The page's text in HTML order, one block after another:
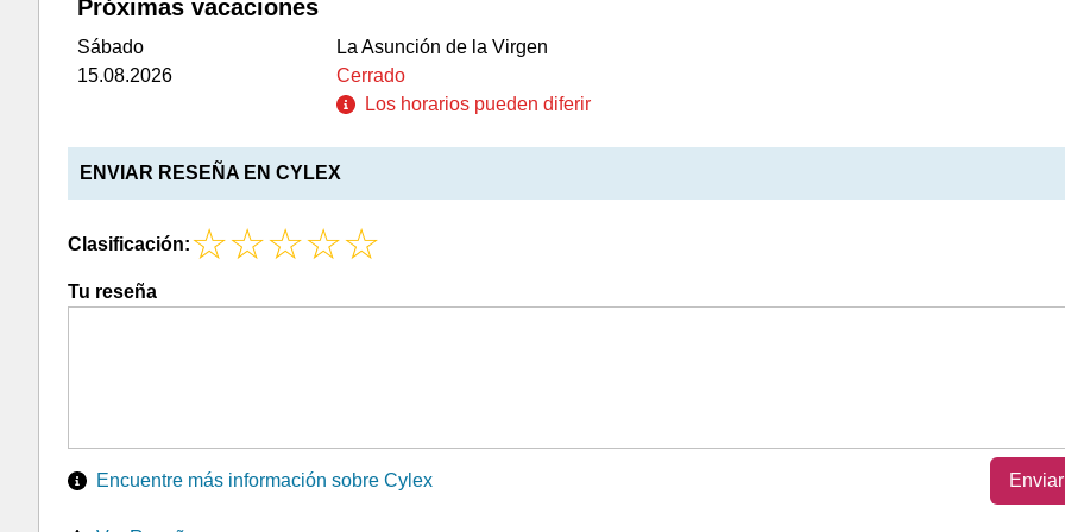
Próximas vacaciones
Sábado
La Asunción de la Virgen
15.08.2026
Cerrado
Los horarios pueden diferir
ENVIAR RESEÑA EN CYLEX
Clasificación:
Tu reseña
Encuentre más información sobre Cylex